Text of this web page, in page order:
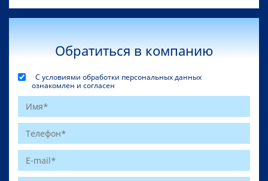
Обратиться в компанию
С условиями обработки персональных данных
ознакомлен и согласен